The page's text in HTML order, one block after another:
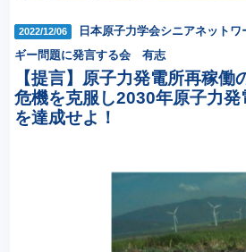
2022/12/06
日本原子力学会シニアネット
ギー問題に発言する会 有志
【提言】原子力発電所再稼働
危機を克服し2030年原子力
を達成せよ！